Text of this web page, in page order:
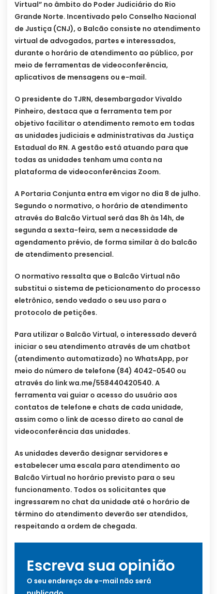
Virtual” no âmbito do Poder Judiciário do Rio
Grande Norte. Incentivado pelo Conselho Nacional
de Justiça (CNJ), o Balcão consiste no atendimento
virtual de advogados, partes e interessados,
durante o horário de atendimento ao público, por
meio de ferramentas de videoconferência,
aplicativos de mensagens ou e-mail.
O presidente do TJRN, desembargador Vivaldo
Pinheiro, destaca que a ferramenta tem por
objetivo facilitar o atendimento remoto em todas
as unidades judiciais e administrativas da Justiça
Estadual do RN. A gestão está atuando para que
todas as unidades tenham uma conta na
plataforma de videoconferências Zoom.
A Portaria Conjunta entra em vigor no dia 8 de julho.
Segundo o normativo, o horário de atendimento
através do Balcão Virtual será das 8h às 14h, de
segunda a sexta-feira, sem a necessidade de
agendamento prévio, de forma similar à do balcão
de atendimento presencial.
O normativo ressalta que o Balcão Virtual não
substitui o sistema de peticionamento do processo
eletrônico, sendo vedado o seu uso para o
protocolo de petições.
Para utilizar o Balcão Virtual, o interessado deverá
iniciar o seu atendimento através de um chatbot
(atendimento automatizado) no WhatsApp, por
meio do número de telefone (84) 4042-0540 ou
através do link wa.me/558440420540. A
ferramenta vai guiar o acesso do usuário aos
contatos de telefone e chats de cada unidade,
assim como o link de acesso direto ao canal de
videoconferência das unidades.
As unidades deverão designar servidores e
estabelecer uma escala para atendimento ao
Balcão Virtual no horário previsto para o seu
funcionamento. Todos os solicitantes que
ingressarem no chat da unidade até o horário de
término do atendimento deverão ser atendidos,
respeitando a ordem de chegada.
Escreva sua opinião
O seu endereço de e-mail não será